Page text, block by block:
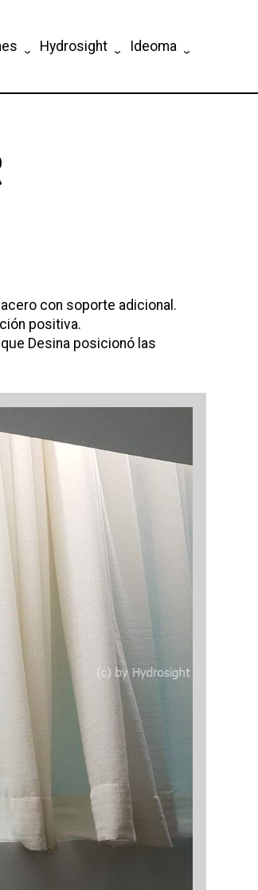
Hydrosight Ideoma
con soporte adicional.
positiva.
Desina posicionó las